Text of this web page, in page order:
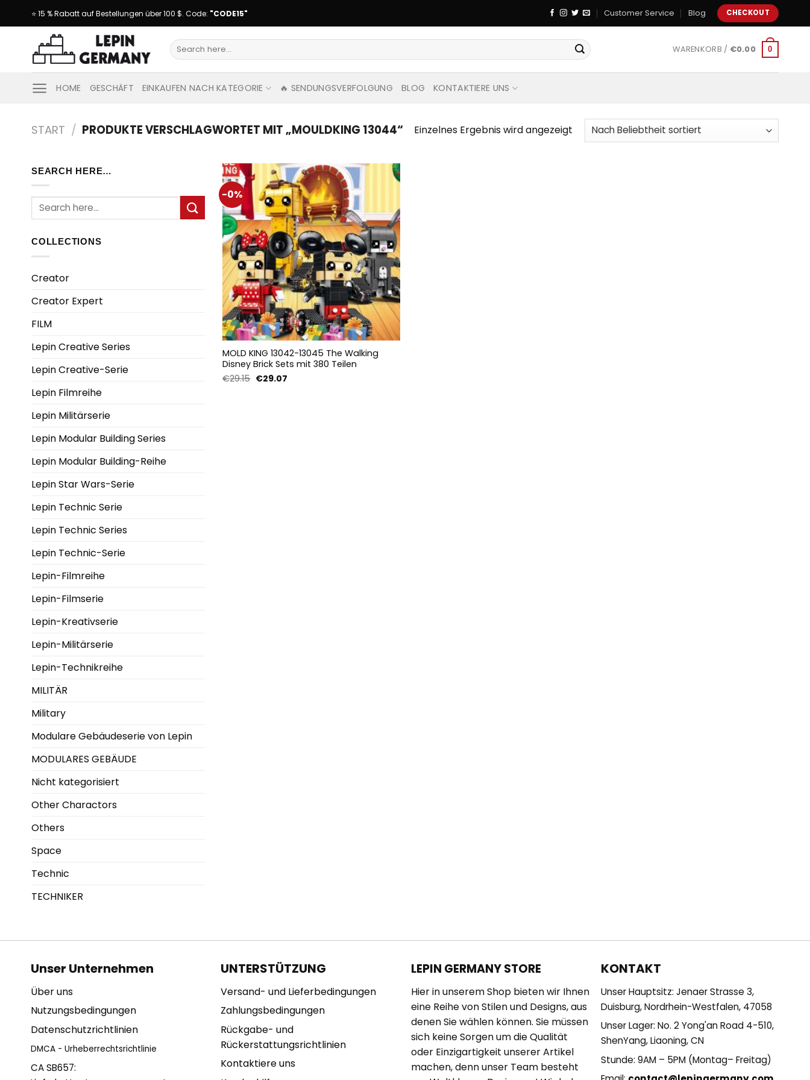
⭐ 15 % Rabatt auf Bestellungen über 100 $. Code: "CODE15" Customer Service Blog CHECKOUT
Suche
nach:
WARENKORB / €0.00 0
HOME GESCHÄFT EINKAUFEN NACH KATEGORIE 🔥 SENDUNGSVERFOLGUNG BLOG KONTAKTIERE UNS
START / PRODUKTE VERSCHLAGWORTET MIT „MOULDKING 13044“ Einzelnes Ergebnis wird angezeigt
SEARCH HERE…
Suche
nach:
COLLECTIONS
Creator
Creator Expert
FILM
Lepin Creative Series
Lepin Creative-Serie
Lepin Filmreihe
Lepin Militärserie
Lepin Modular Building Series
Lepin Modular Building-Reihe
Lepin Star Wars-Serie
Lepin Technic Serie
Lepin Technic Series
Lepin Technic-Serie
Lepin-Filmreihe
Lepin-Filmserie
Lepin-Kreativserie
Lepin-Militärserie
Lepin-Technikreihe
MILITÄR
Military
Modulare Gebäudeserie von Lepin
MODULARES GEBÄUDE
Nicht kategorisiert
Other Charactors
Others
Space
Technic
TECHNIKER
-0%
MOLD KING 13042-13045 The Walking
Disney Brick Sets mit 380 Teilen
€29.15 Ursprünglicher
€29.07Aktueller
Unser Unternehmen
Über uns
Nutzungsbedingungen
Datenschutzrichtlinien
DMCA - Urheberrechtsrichtlinie
CA SB657:
UNTERSTÜTZUNG
Versand- und Lieferbedingungen
Zahlungsbedingungen
Rückgabe- und
Rückerstattungsrichtlinien
Kontaktiere uns
LEPIN GERMANY STORE
Hier in unserem Shop bieten wir Ihnen
eine Reihe von Stilen und Designs, aus
denen Sie wählen können. Sie müssen
sich keine Sorgen um die Qualität
oder Einzigartigkeit unserer Artikel
machen, denn unser Team besteht
KONTAKT
Unser Hauptsitz: Jenaer Strasse 3,
Duisburg, Nordrhein-Westfalen, 47058
Unser Lager: No. 2 Yong'an Road 4-510,
ShenYang, Liaoning, CN
Stunde: 9AM – 5PM (Montag– Freitag)